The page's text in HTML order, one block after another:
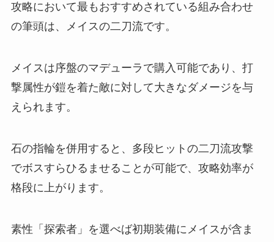
攻略において最もおすすめされている組み合わせ
の筆頭は、メイスの二刀流です。
メイスは序盤のマデューラで購入可能であり、打
撃属性が鎧を着た敵に対して大きなダメージを与
えられます。
石の指輪を併用すると、多段ヒットの二刀流攻撃
でボスすらひるませることが可能で、攻略効率が
格段に上がります。
素性「探索者」を選べば初期装備にメイスが含ま